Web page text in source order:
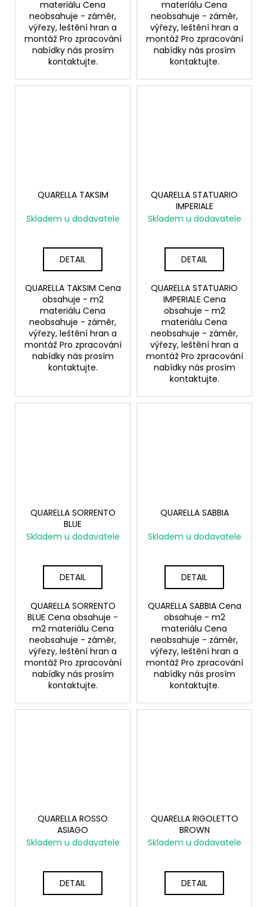
materiálu Cena
neobsahuje - záměr,
výřezy, leštění hran a
montáž Pro zpracování
nabídky nás prosím
kontaktujte.
materiálu Cena
neobsahuje - záměr,
výřezy, leštění hran a
montáž Pro zpracování
nabídky nás prosím
kontaktujte.
QUARELLA TAKSIM
Skladem u dodavatele
DETAIL
QUARELLA TAKSIM Cena
obsahuje - m2
materiálu Cena
neobsahuje - záměr,
výřezy, leštění hran a
montáž Pro zpracování
nabídky nás prosím
kontaktujte.
QUARELLA STATUARIO
IMPERIALE
Skladem u dodavatele
DETAIL
QUARELLA STATUARIO
IMPERIALE Cena
obsahuje - m2
materiálu Cena
neobsahuje - záměr,
výřezy, leštění hran a
montáž Pro zpracování
nabídky nás prosím
kontaktujte.
QUARELLA SORRENTO
BLUE
Skladem u dodavatele
DETAIL
QUARELLA SORRENTO
BLUE Cena obsahuje -
m2 materiálu Cena
neobsahuje - záměr,
výřezy, leštění hran a
montáž Pro zpracování
nabídky nás prosím
kontaktujte.
QUARELLA SABBIA
Skladem u dodavatele
DETAIL
QUARELLA SABBIA Cena
obsahuje - m2
materiálu Cena
neobsahuje - záměr,
výřezy, leštění hran a
montáž Pro zpracování
nabídky nás prosím
kontaktujte.
QUARELLA ROSSO
ASIAGO
Skladem u dodavatele
DETAIL
QUARELLA RIGOLETTO
BROWN
Skladem u dodavatele
DETAIL